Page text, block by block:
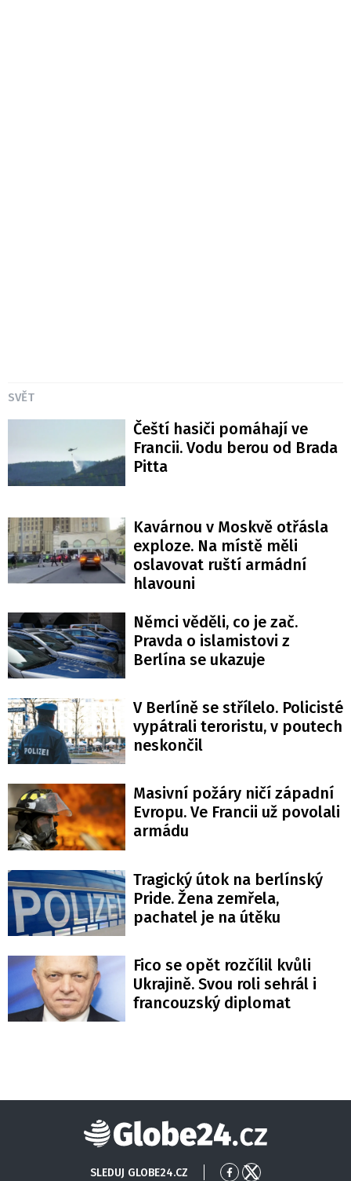
SVĚT
Čeští hasiči pomáhají ve
Francii. Vodu berou od Brada
Pitta
Kavárnou v Moskvě otřásla
exploze. Na místě měli
oslavovat ruští armádní
hlavouni
Němci věděli, co je zač.
Pravda o islamistovi z
Berlína se ukazuje
V Berlíně se střílelo. Policisté
vypátrali teroristu, v poutech
neskončil
Masivní požáry ničí západní
Evropu. Ve Francii už povolali
armádu
Tragický útok na berlínský
Pride. Žena zemřela,
pachatel je na útěku
Fico se opět rozčílil kvůli
Ukrajině. Svou roli sehrál i
francouzský diplomat
Globe24
SLEDUJ GLOBE24.CZ PřejítPřejít